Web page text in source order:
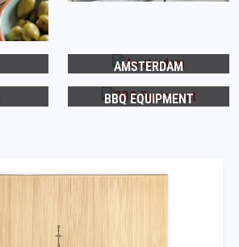
AMSTERDAM
BBQ EQUIPMENT